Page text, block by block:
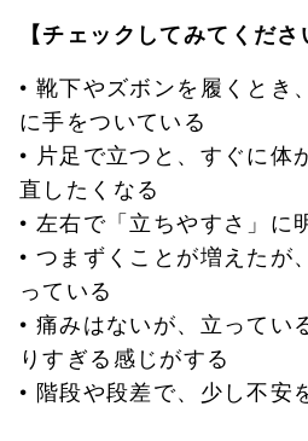
【チェックしてみてくださ
• 靴下やズボンを履くとき
に手をついている
• 片足で立つと、すぐに体
直したくなる
• 左右で「立ちやすさ」に
• つまずくことが増えたが
っている
• 痛みはないが、立ってい
りすぎる感じがする
• 階段や段差で、少し不安